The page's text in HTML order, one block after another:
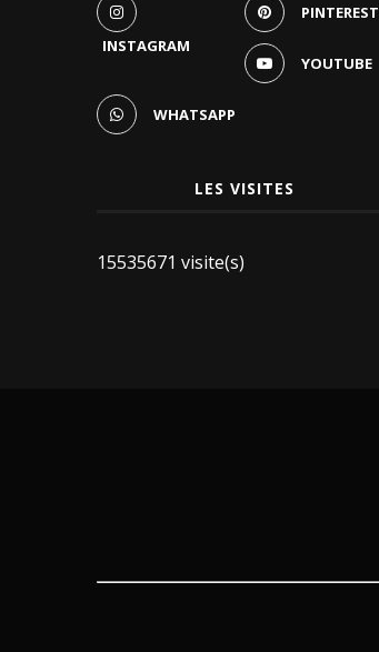
INSTAGRAM
PINTEREST
YOUTUBE
WHATSAPP
LES VISITES
15535671 visite(s)